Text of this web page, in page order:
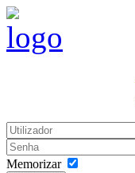
Memorizar